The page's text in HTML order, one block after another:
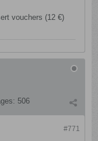
vouchers (12 €)
506
#771